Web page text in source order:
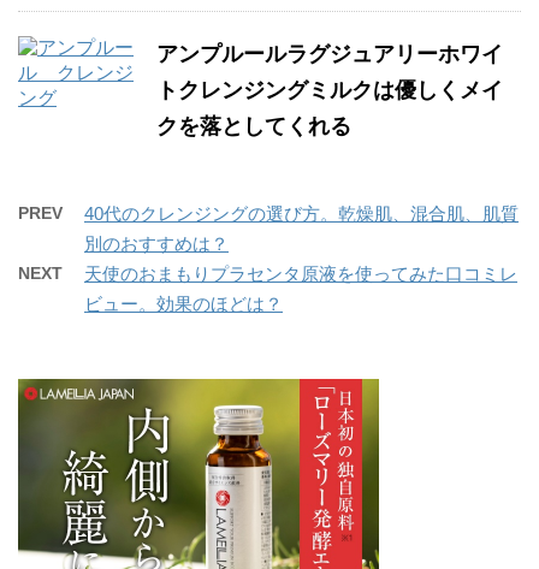
アンプルールラグジュアリーホワイ
トクレンジングミルクは優しくメイ
クを落としてくれる
PREV
40代のクレンジングの選び方。乾燥肌、混合肌、肌質
別のおすすめは？
NEXT
天使のおまもりプラセンタ原液を使ってみた口コミレ
ビュー。効果のほどは？